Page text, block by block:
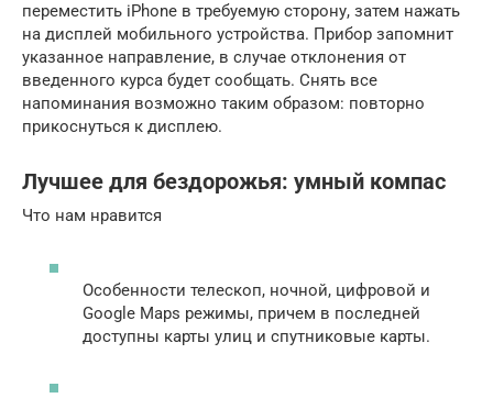
переместить iPhone в требуемую сторону, затем нажать
на дисплей мобильного устройства. Прибор запомнит
указанное направление, в случае отклонения от
введенного курса будет сообщать. Снять все
напоминания возможно таким образом: повторно
прикоснуться к дисплею.
Лучшее для бездорожья: умный компас
Что нам нравится
Особенности телескоп, ночной, цифровой и
Google Maps режимы, причем в последней
доступны карты улиц и спутниковые карты.